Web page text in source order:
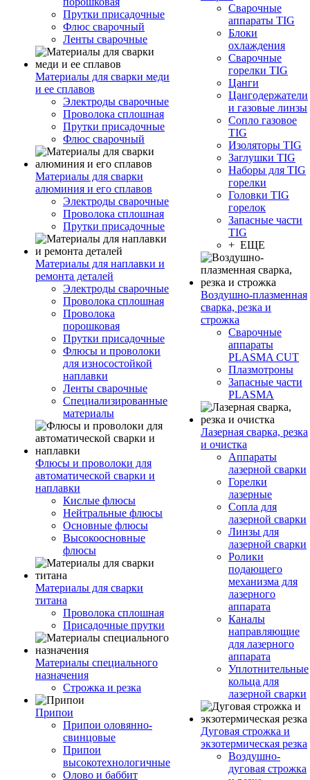
Прутки присадочные
Флюс сварочный
Ленты сварочные
Материалы для сварки меди
и ее сплавов
Электроды сварочные
Проволока сплошная
Прутки присадочные
Флюс сварочный
Материалы для сварки
алюминия и его сплавов
Электроды сварочные
Проволока сплошная
Прутки присадочные
Материалы для наплавки и
ремонта деталей
Электроды сварочные
Проволока сплошная
Проволока
порошковая
Прутки присадочные
Флюсы и проволоки
для износостойкой
наплавки
Ленты сварочные
Специализированные
материалы
Флюсы и проволоки для
автоматической сварки и
наплавки
Кислые флюсы
Нейтральные флюсы
Основные флюсы
Высокоосновные
флюсы
Материалы для сварки
титана
Проволока сплошная
Присадочные прутки
Материалы специального
назначения
Строжка и резка
Припои
Припои оловянно-
свинцовые
Припои
высокотехнологичные
Олово и баббит
Сварочные
аппараты TIG
Блоки
охлаждения
Сварочные
горелки TIG
Цанги
Цангодержатели
и газовые линзы
Сопло газовое
TIG
Изоляторы TIG
Заглушки TIG
Наборы для TIG
горелки
Головки TIG
горелок
Запасные части
TIG
+ ЕЩЕ
Воздушно-плазменная
сварка, резка и
строжка
Сварочные
аппараты
PLASMA CUT
Плазмотроны
Запасные части
PLASMA
Лазерная сварка, резка
и очистка
Аппараты
лазерной сварки
Горелки
лазерные
Сопла для
лазерной сварки
Линзы для
лазерной сварки
Ролики
подающего
механизма для
лазерного
аппарата
Каналы
направляющие
для лазерного
аппарата
Уплотнительные
кольца для
лазерной сварки
Дуговая строжка и
экзотермическая резка
Воздушно-
дуговая строжка